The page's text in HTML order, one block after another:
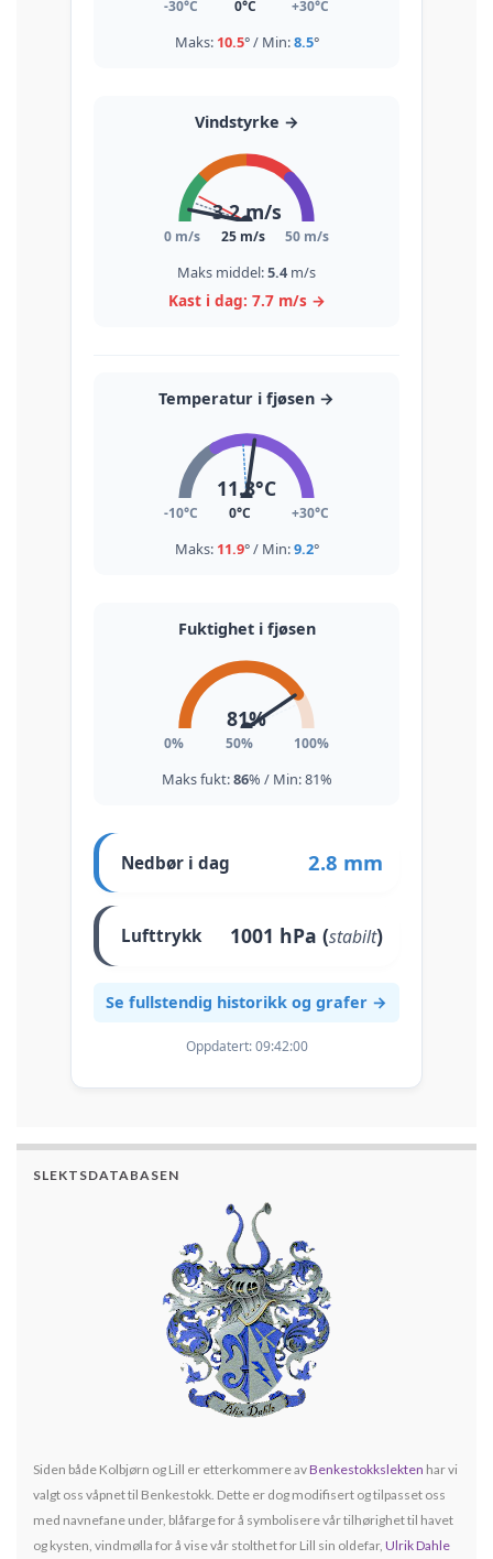
-30°C 0°C +30°C
Maks: 10.5° / Min:8.5°
Vindstyrke →
3.2m/s
0 m/s 25 m/s 50 m/s
Maks middel:5.4 m/s
Kast i dag: 7.7m/s →
Temperatur i fjøsen →
11.8°C
-10°C 0°C +30°C
Maks: 11.9° / Min:9.2°
Fuktighet i fjøsen
81%
0% 50% 100%
Maks fukt:86% / Min:81%
Nedbør i dag 2.8 mm
Lufttrykk 1001 hPa (stabilt)
Se fullstendig historikk og grafer →
Oppdatert:09:42:00
SLEKTSDATABASEN
Siden både Kolbjørn og Lill er etterkommere avBenkestokkslekten har vi
valgt oss våpnet til Benkestokk. Dette er dog modifisert og tilpasset oss
med navnefane under, blåfarge for å symbolisere vår tilhørighet til havet
og kysten, vindmølla for å vise vår stolthet for Lill sin oldefar, Ulrik Dahle